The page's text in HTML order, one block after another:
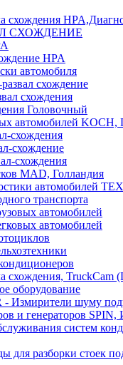
схождения
СХОЖДЕНИЕ
HPA
автомобиля
схождение
схождения
Головочный
автомобилей KOCH,
схождения
схождение
схождения
MAD, Голландия
автомобилей
транспорта
автомобилей
автомобилей
схождения, TruckCam
оборудование
Измирители шуму
и генераторов SPIN,
систем
для разборки стоек